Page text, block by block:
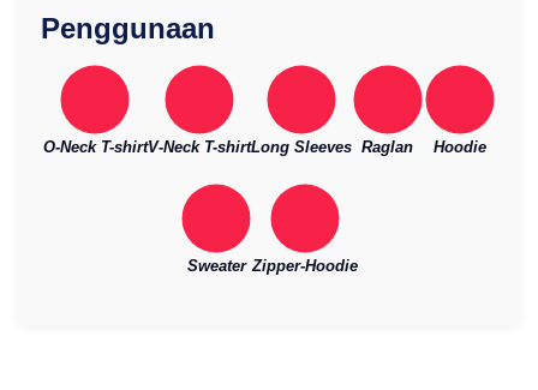
Penggunaan
O-Neck T-shirtV-Neck T-shirtLong Sleeves Raglan Hoodie
Sweater Zipper-Hoodie